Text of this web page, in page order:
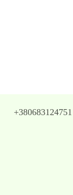
+380683124751